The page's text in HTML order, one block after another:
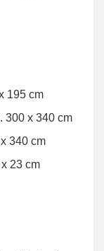
195 cm
300 x 340 cm
340 cm
23 cm